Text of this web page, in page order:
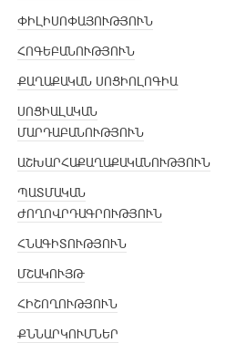
ՓԻԼԻՍՈՓԱՅՈՒԹՅՈՒՆ
ՀՈԳԵԲԱՆՈՒԹՅՈՒՆ
ՔԱՂԱՔԱԿԱՆ ՍՈՑԻՈԼՈԳԻԱ
ՍՈՑԻԱԼԱԿԱՆ
ՄԱՐԴԱԲԱՆՈՒԹՅՈՒՆ
ԱՇԽԱՐՀԱՔԱՂԱՔԱԿԱՆՈՒԹՅՈՒՆ
ՊԱՏՄԱԿԱՆ
ԺՈՂՈՎՐԴԱԳՐՈՒԹՅՈՒՆ
ՀՆԱԳԻՏՈՒԹՅՈՒՆ
ՄՇԱԿՈՒՅԹ
ՀԻՇՈՂՈՒԹՅՈՒՆ
ՔՆՆԱՐԿՈՒՄՆԵՐ